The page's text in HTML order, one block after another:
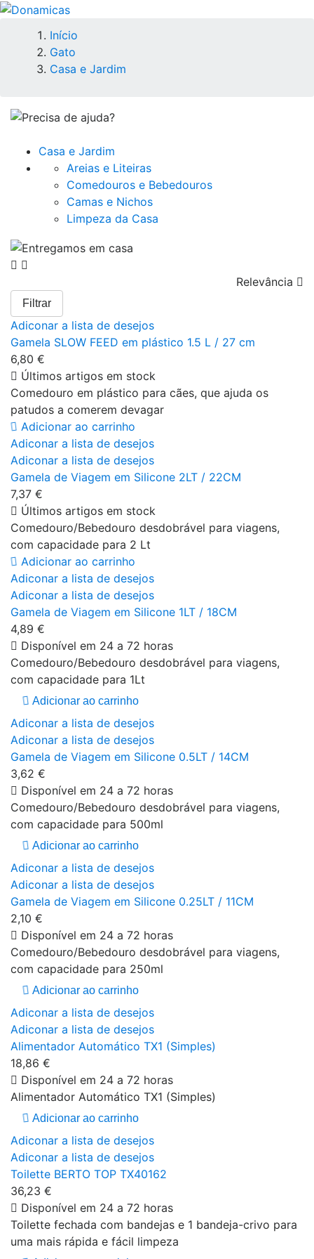
Início
Gato
Casa e Jardim
Casa e Jardim
Areias e Liteiras
Comedouros e Bebedouros
Camas e Nichos
Limpeza da Casa
Relevância 
Filtrar
Adiconar a lista de desejos
Gamela SLOW FEED em plástico 1.5 L / 27 cm
6,80 €
Últimos artigos em stock
Comedouro em plástico para cães, que ajuda os
patudos a comerem devagar
Adicionar ao carrinho
Adiconar a lista de desejos
Adiconar a lista de desejos
Gamela de Viagem em Silicone 2LT / 22CM
7,37 €
Últimos artigos em stock
Comedouro/Bebedouro desdobrável para viagens,
com capacidade para 2 Lt
Adicionar ao carrinho
Adiconar a lista de desejos
Adiconar a lista de desejos
Gamela de Viagem em Silicone 1LT / 18CM
4,89 €
Disponível em 24 a 72 horas
Comedouro/Bebedouro desdobrável para viagens,
com capacidade para 1Lt
Adicionar ao carrinho
Adiconar a lista de desejos
Adiconar a lista de desejos
Gamela de Viagem em Silicone 0.5LT / 14CM
3,62 €
Disponível em 24 a 72 horas
Comedouro/Bebedouro desdobrável para viagens,
com capacidade para 500ml
Adicionar ao carrinho
Adiconar a lista de desejos
Adiconar a lista de desejos
Gamela de Viagem em Silicone 0.25LT / 11CM
2,10 €
Disponível em 24 a 72 horas
Comedouro/Bebedouro desdobrável para viagens,
com capacidade para 250ml
Adicionar ao carrinho
Adiconar a lista de desejos
Adiconar a lista de desejos
Alimentador Automático TX1 (Simples)
18,86 €
Disponível em 24 a 72 horas
Alimentador Automático TX1 (Simples)
Adicionar ao carrinho
Adiconar a lista de desejos
Adiconar a lista de desejos
Toilette BERTO TOP TX40162
36,23 €
Disponível em 24 a 72 horas
Toilette fechada com bandejas e 1 bandeja-crivo para
uma mais rápida e fácil limpeza